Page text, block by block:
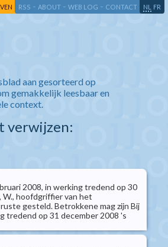
RSS - ABOUT - WEB LOG - CONTACT NL FR
aan gesorteerd op
gemakkelijk leesbaar en
context.
verwijzen:
2008, in werking tredend op 30
W., hoofdgriffier van het
gesteld. Betrokkene mag zijn Bij
tredend op 31 december 2008 's